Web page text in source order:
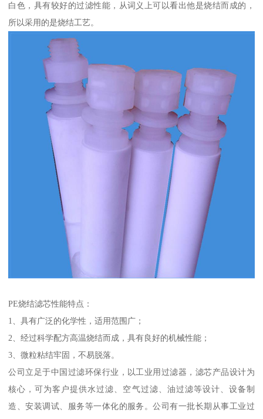
白色，具有较好的过滤性能，从词义上可以看出他是烧结而成的，
所以采用的是烧结工艺。
PE烧结滤芯性能特点：
1、具有广泛的化学性，适用范围广；
2、经过科学配方高温烧结而成，具有良好的机械性能；
3、微粒粘结牢固，不易脱落。
公司立足于中国过滤环保行业，以工业用过滤器，滤芯产品设计为
核心，可为客户提供水过滤、空气过滤、油过滤等设计、设备制
造、安装调试、服务等一体化的服务。公司有一批长期从事工业过